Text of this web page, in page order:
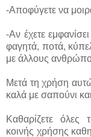
-Αποφύγετε να
-Αν έχετε
φαγητά, ποτά,
με άλλους
Μετά τη χρήση
καλά με σαπούνι
Καθαρίζετε όλες
κοινής χρήσης